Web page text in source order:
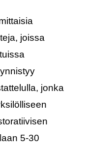
joissa
jonka
5-30